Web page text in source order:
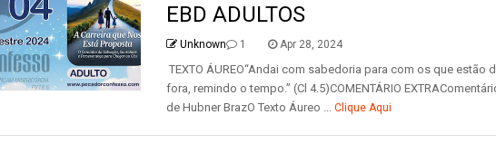
EBD ADULTOS
Unknown 1 Apr 28, 2024
TEXTO ÁUREO“Andai com sabedoria para com os que estão
fora, remindo o tempo.” (Cl 4.5)COMENTÁRIO
de Hubner BrazO Texto Áureo ... Clique Aqui